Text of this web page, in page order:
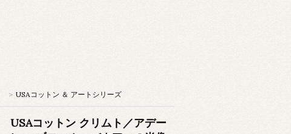
> USAコットン ＆ アートシリーズ
USAコットン クリムト／アデー